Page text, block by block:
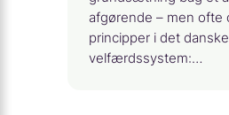
afgørende – men ofte
principper i det danske
velfærdssystem:…